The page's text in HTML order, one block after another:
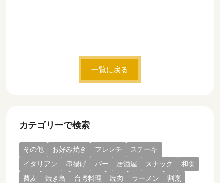
一覧に戻る
カテゴリーで検索
その他 お好み焼き フレンチ
ステーキ
イタリアン
串揚げ バー 居酒屋 スナック
和食
蕎麦
焼き鳥 台湾料理 焼肉 ラーメン
割烹